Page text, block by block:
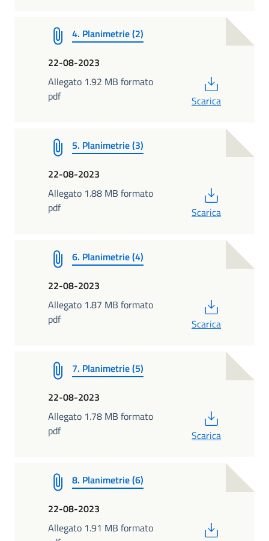
4. Planimetrie (2)
22-08-2023
Allegato 1.92 MB formato
pdf
Scarica
5. Planimetrie (3)
22-08-2023
Allegato 1.88 MB formato
pdf
Scarica
6. Planimetrie (4)
22-08-2023
Allegato 1.87 MB formato
pdf
Scarica
7. Planimetrie (5)
22-08-2023
Allegato 1.78 MB formato
pdf
Scarica
8. Planimetrie (6)
22-08-2023
Allegato 1.91 MB formato